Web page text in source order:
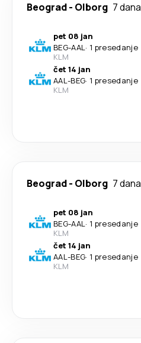
Beograd- Olborg 7 dana
pet 08 jan
BEG-AAL· 1 presedanje
KLM
čet 14 jan
AAL-BEG· 1 presedanje
KLM
Beograd- Olborg 7 dana
pet 08 jan
BEG-AAL· 1 presedanje
KLM
čet 14 jan
AAL-BEG· 1 presedanje
KLM